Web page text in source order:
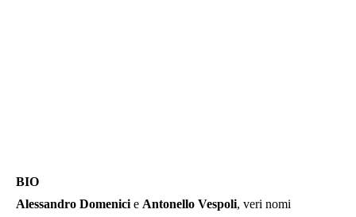
BIO
Alessandro Domenici e Antonello Vespoli, veri nomi